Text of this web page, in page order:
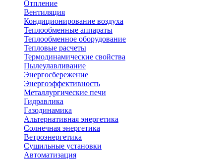
Отпление
Вентиляция
Кондиционирование воздуха
Теплообменные аппараты
Теплообменное оборудование
Тепловые расчеты
Термодинамические свойства
Пылеулавливание
Энергосбережение
Энергоэффективность
Металлургические печи
Гидравлика
Газодинамика
Альтернативная энергетика
Солнечная энергетика
Ветроэнергетика
Сушильные установки
Автоматизация